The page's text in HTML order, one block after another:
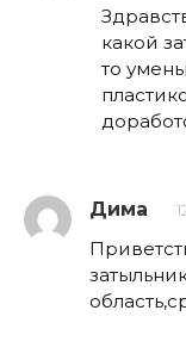
какой
то
Дима